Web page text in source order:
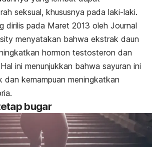
seksual, khususnya pada laki-laki.
dirilis pada Maret 2013 oleh Journal
menyatakan bahwa ekstrak daun
hormon testosteron dan
Hal ini menunjukkan bahwa sayuran ini
dan kemampuan meningkatkan
bugar